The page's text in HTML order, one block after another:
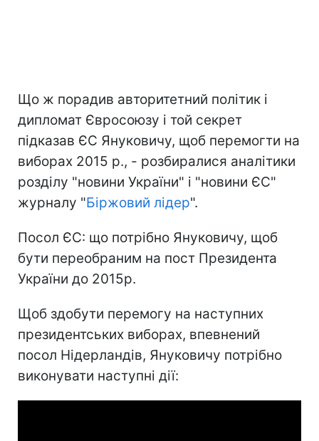
Що ж порадив авторитетний політик і
дипломат Євросоюзу і той секрет
підказав ЄС Януковичу, щоб перемогти на
виборах 2015 р., - розбиралися аналітики
розділу "новини України" і "новини ЄС"
журналу "Біржовий лідер".
Посол ЄС: що потрібно Януковичу, щоб
бути переобраним на пост Президента
України до 2015р.
Щоб здобути перемогу на наступних
президентських виборах, впевнений
посол Нідерландів, Януковичу потрібно
виконувати наступні дії: